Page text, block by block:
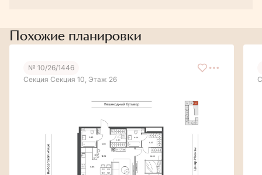
Похожие планировки
№ 10/26/1446
Секция Секция 10, Этаж 26